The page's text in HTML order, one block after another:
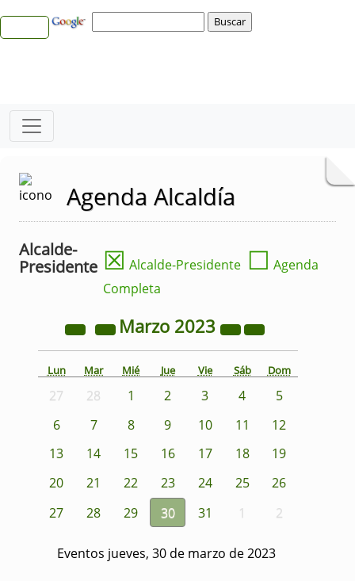
Agenda Alcaldía
Alcalde-
Presidente ☒ Alcalde-Presidente ☐ Agenda
Completa
Marzo 2023
Lun Mar Mié Jue Vie Sáb Dom
27 28 1 2 3 4
5
6
7 8 9 10 11
12
13
14 15 16 17 18
19
20
21 22 23 24 25
26
27
28 29 30 31 1 2
Eventos jueves, 30 de marzo de 2023